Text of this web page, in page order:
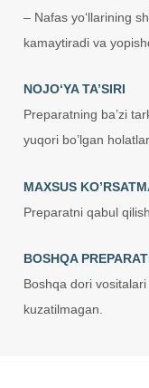
– Nafas yo‘llarining
kamaytiradi va
NOJO‘YA TA’SIRI
Preparatning ba’zi
yuqori bo’lgan
MAXSUS
Preparatni qabul
BOSHQA
Boshqa dori vositalari
kuzatilmagan.